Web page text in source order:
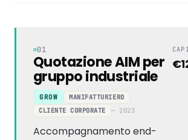
01
Quotazione AIM per
gruppo industriale
GROW
MANIFATTURIERO
CLIENTE CORPORATE
— 2023
Accompagnamento end-